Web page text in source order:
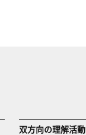
双方向の理解活動